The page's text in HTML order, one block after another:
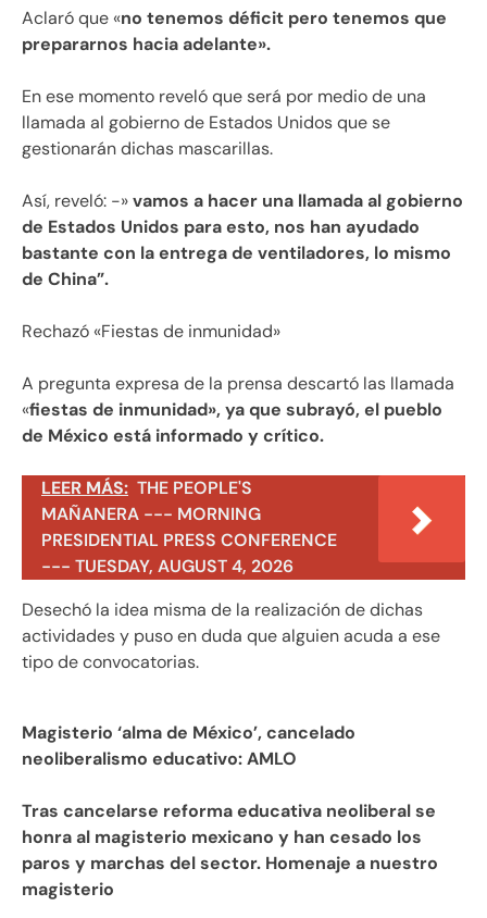
Aclaró que «no tenemos déficit pero tenemos que
prepararnos hacia adelante».
En ese momento reveló que será por medio de una
llamada al gobierno de Estados Unidos que se
gestionarán dichas mascarillas.
Así, reveló: -»vamos a hacer una llamada al gobierno
de Estados Unidos para esto, nos han ayudado
bastante con la entrega de ventiladores, lo mismo
de China”.
Rechazó «Fiestas de inmunidad»
A pregunta expresa de la prensa descartó las llamada
«fiestas de inmunidad», ya que subrayó, el pueblo
de México está informado y crítico.
LEER MÁS: THE PEOPLE'S
MAÑANERA --- MORNING
PRESIDENTIAL PRESS CONFERENCE
--- TUESDAY, AUGUST 4, 2026
Desechó la idea misma de la realización de dichas
actividades y puso en duda que alguien acuda a ese
tipo de convocatorias.
Magisterio ‘alma de México’, cancelado
neoliberalismo educativo: AMLO
Tras cancelarse reforma educativa neoliberal se
honra al magisterio mexicano y han cesado los
paros y marchas del sector. Homenaje a nuestro
magisterio